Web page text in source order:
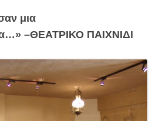
μια
–ΘΕΑΤΡΙΚΟ ΠΑΙΧΝΙΔΙ